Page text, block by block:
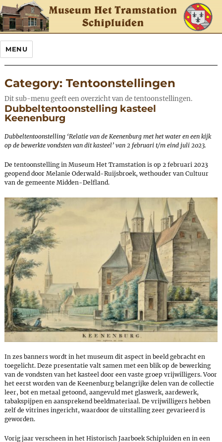
MENU
Category: Tentoonstellingen
Dit sub-menu geeft een overzicht van de tentoonstellingen.
Dubbeltentoonstelling kasteel
Keenenburg
Dubbeltentoonstelling ‘Relatie van de Keenenburg met het water en een kijk
op de bewerkte vondsten van dit kasteel’ van 2 februari t/m eind juli 2023.
De tentoonstelling in Museum Het Tramstation is op 2 februari 2023
geopend door Melanie Oderwald-Ruijsbroek, wethouder van Cultuur
van de gemeente Midden-Delfland.
In zes banners wordt in het museum dit aspect in beeld gebracht en
toegelicht. Deze presentatie valt samen met een blik op de bewerking
van de vondsten van het kasteel door een vaste groep vrijwilligers. Voor
het eerst worden van de Keenenburg belangrijke delen van de collectie
leer, bot en metaal getoond, aangevuld met glaswerk, aardewerk,
tabakspijpen en aansprekend beeldmateriaal. De vrijwilligers hebben
zelf de vitrines ingericht, waardoor de uitstalling zeer gevarieerd is
geworden.
Vorig jaar verscheen in het Historisch Jaarboek Schipluiden en in een